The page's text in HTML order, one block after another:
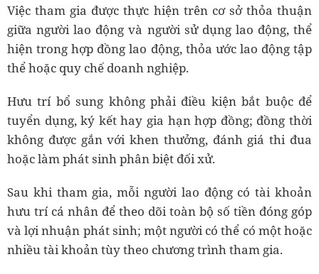
Việc tham gia được thực hiện trên cơ sở thỏa thuận
giữa người lao động và người sử dụng lao động, thể
hiện trong hợp đồng lao động, thỏa ước lao động tập
thể hoặc quy chế doanh nghiệp.
Hưu trí bổ sung không phải điều kiện bắt buộc để
tuyển dụng, ký kết hay gia hạn hợp đồng; đồng thời
không được gắn với khen thưởng, đánh giá thi đua
hoặc làm phát sinh phân biệt đối xử.
Sau khi tham gia, mỗi người lao động có tài khoản
hưu trí cá nhân để theo dõi toàn bộ số tiền đóng góp
và lợi nhuận phát sinh; một người có thể có một hoặc
nhiều tài khoản tùy theo chương trình tham gia.